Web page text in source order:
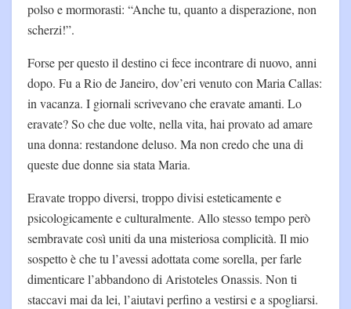
polso e mormorasti: “Anche tu, quanto a disperazione, non
scherzi!”.
Forse per questo il destino ci fece incontrare di nuovo, anni
dopo. Fu a Rio de Janeiro, dov’eri venuto con Maria Callas:
in vacanza. I giornali scrivevano che eravate amanti. Lo
eravate? So che due volte, nella vita, hai provato ad amare
una donna: restandone deluso. Ma non credo che una di
queste due donne sia stata Maria.
Eravate troppo diversi, troppo divisi esteticamente e
psicologicamente e culturalmente. Allo stesso tempo però
sembravate così uniti da una misteriosa complicità. Il mio
sospetto è che tu l’avessi adottata come sorella, per farle
dimenticare l’abbandono di Aristoteles Onassis. Non ti
staccavi mai da lei, l’aiutavi perfino a vestirsi e a spogliarsi.